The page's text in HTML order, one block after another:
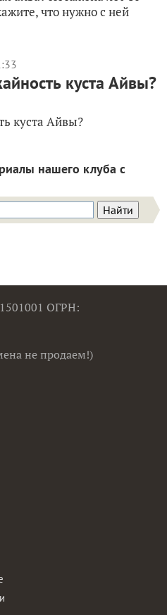
что нужно с ней
куста Айвы?
куста Айвы?
нашего клуба с
ОГРН:
не продаем!)